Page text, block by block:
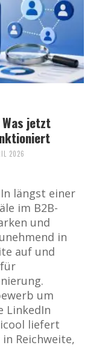
jetzt
2026
längst einer
im B2B-
und
in
auf und
um
LinkedIn
liefert
Reichweite,